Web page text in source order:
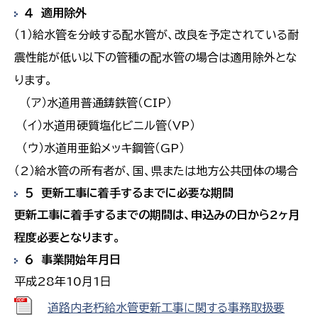
４ 適用除外
（1）給水管を分岐する配水管が、改良を予定されている耐
震性能が低い以下の管種の配水管の場合は適用除外とな
ります。
（ア）水道用普通鋳鉄管（CIP）
（イ）水道用硬質塩化ビニル管（VP）
（ウ）水道用亜鉛メッキ鋼管（GP）
（2）給水管の所有者が、国、県または地方公共団体の場合
５ 更新工事に着手するまでに必要な期間
更新工事に着手するまでの期間は、申込みの日から2ヶ月
程度必要となります。
６ 事業開始年月日
平成28年10月1日
道路内老朽給水管更新工事に関する事務取扱要